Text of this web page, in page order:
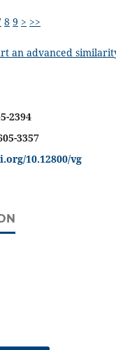
8 9 > >>
an advanced
2394
3357
10.12800/vg